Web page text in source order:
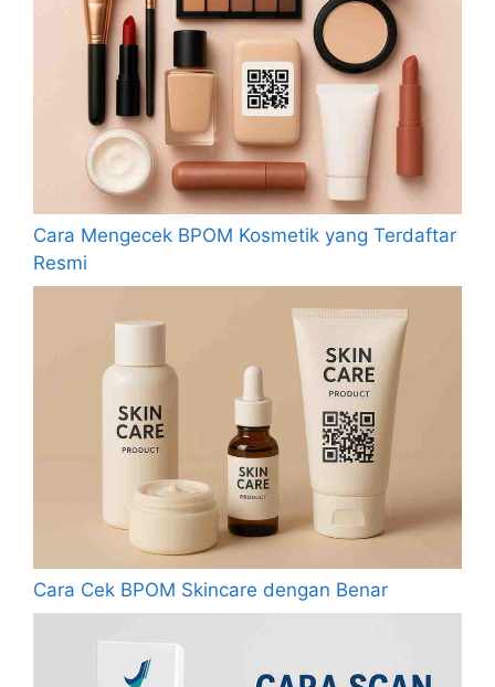
Cara Mengecek BPOM Kosmetik yang Terdaftar
Resmi
Cara Cek BPOM Skincare dengan Benar